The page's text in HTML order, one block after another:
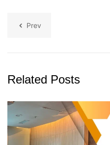
Prev
Related Posts